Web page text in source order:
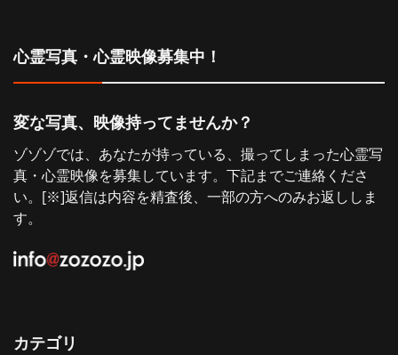
心霊写真・心霊映像募集中！
変な写真、映像持ってませんか？
ゾゾゾでは、あなたが持っている、撮ってしまった心霊写
真・心霊映像を募集しています。下記までご連絡くださ
い。[※]返信は内容を精査後、一部の方へのみお返ししま
す。
カテゴリ